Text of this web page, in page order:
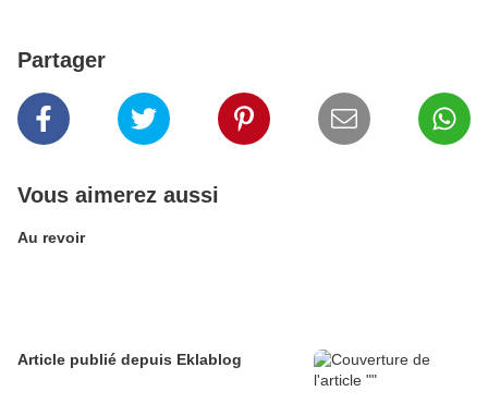
Partager
Vous aimerez aussi
Au revoir
Article publié depuis Eklablog